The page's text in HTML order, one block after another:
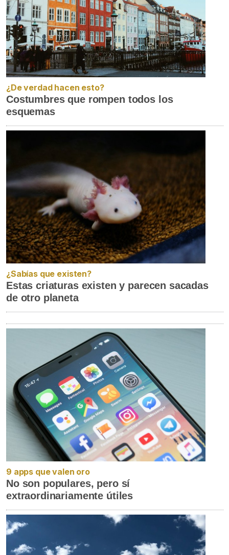
¿De verdad hacen esto?
Costumbres que rompen todos los
esquemas
¿Sabías que existen?
Estas criaturas existen y parecen sacadas
de otro planeta
9 apps que valen oro
No son populares, pero sí
extraordinariamente útiles